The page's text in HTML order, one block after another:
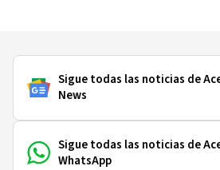
Sigue todas las noticias de
News
Sigue todas las noticias de
WhatsApp